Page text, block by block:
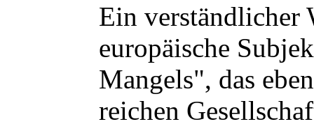
Ein verständlicher
europäische
Mangels", das
reichen